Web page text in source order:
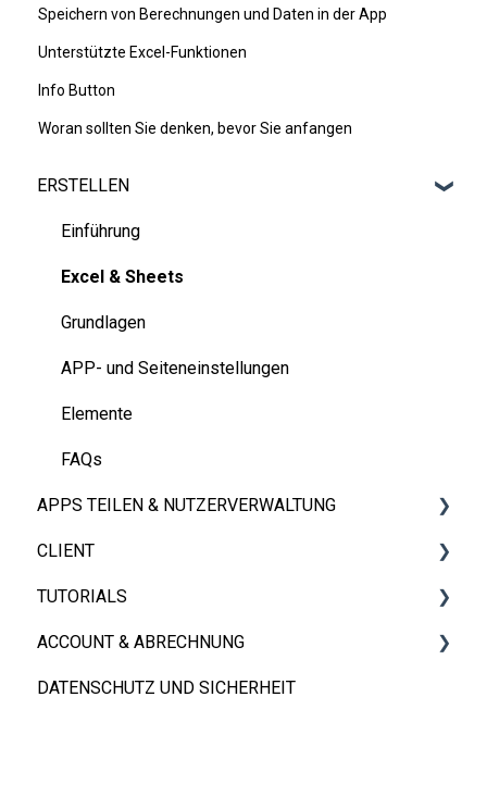
Speichern von Berechnungen und Daten in der App
Unterstützte Excel-Funktionen
Info Button
Woran sollten Sie denken, bevor Sie anfangen
ERSTELLEN
Einführung
Excel & Sheets
Grundlagen
APP- und Seiteneinstellungen
Elemente
FAQs
APPS TEILEN & NUTZERVERWALTUNG
Apps Teilen
FAQs
CLIENT
iOS, Android & Web Client
Eingebettet App
FAQs
TUTORIALS
Videos
ACCOUNT & ABRECHNUNG
Konto
DATENSCHUTZ UND SICHERHEIT